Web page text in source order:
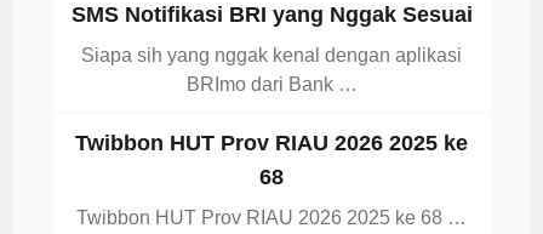
SMS Notifikasi BRI yang Nggak Sesuai
Siapa sih yang nggak kenal dengan aplikasi
BRImo dari Bank …
Twibbon HUT Prov RIAU 2026 2025 ke
68
Twibbon HUT Prov RIAU 2026 2025 ke 68 …